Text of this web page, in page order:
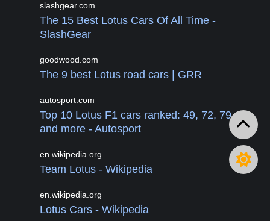
slashgear.com
The 15 Best Lotus Cars Of All Time -
SlashGear
goodwood.com
The 9 best Lotus road cars | GRR
autosport.com
Top 10 Lotus F1 cars ranked: 49, 72, 79
and more - Autosport
en.wikipedia.org
Team Lotus - Wikipedia
en.wikipedia.org
Lotus Cars - Wikipedia